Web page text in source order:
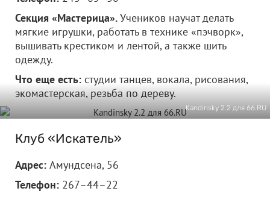
Секция «Мастерица».Учеников научат делать
мягкие игрушки, работать в технике «пэчворк»,
вышивать крестиком и лентой, а также шить
одежду.
Что еще есть: студии танцев, вокала, рисования,
экомастерская, резьба по дереву.
Kandinsky 2.2 для 66.RU
Клуб «Искатель»
Адрес: Амундсена, 56
Телефон: 267–44–22